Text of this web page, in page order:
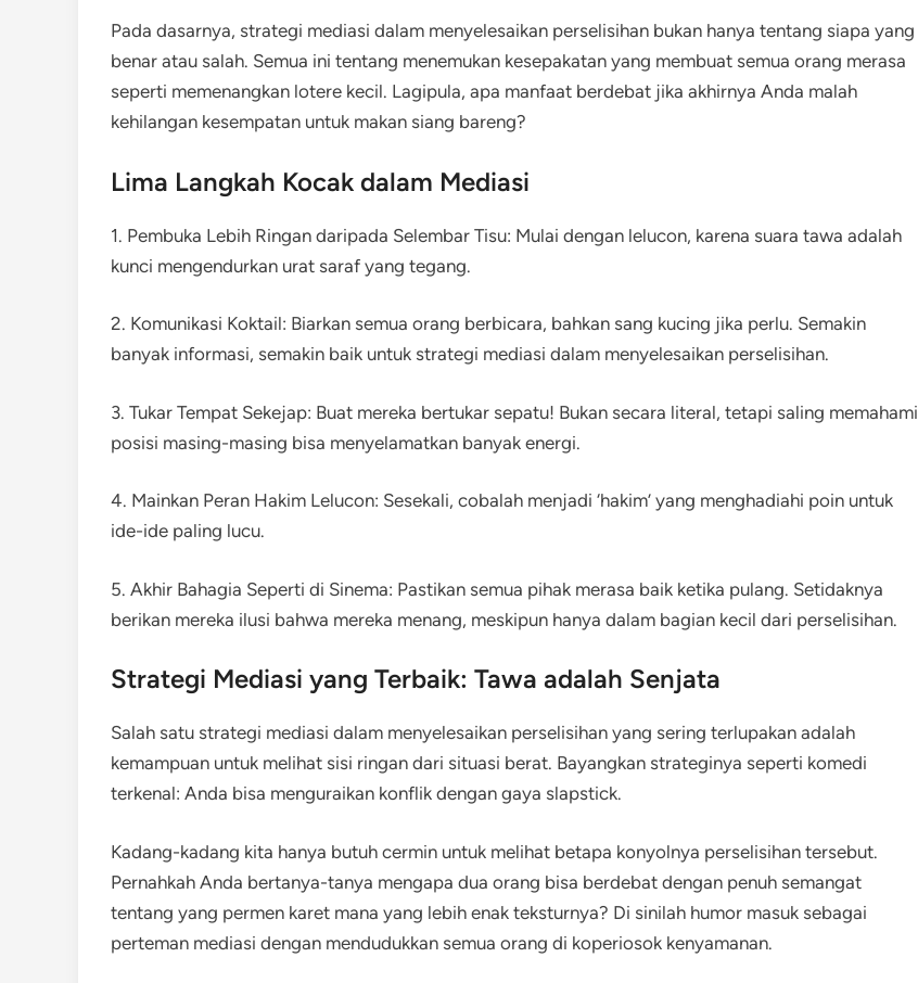
Pada dasarnya, strategi mediasi dalam menyelesaikan perselisihan bukan hanya tentang siapa yang
benar atau salah. Semua ini tentang menemukan kesepakatan yang membuat semua orang merasa
seperti memenangkan lotere kecil. Lagipula, apa manfaat berdebat jika akhirnya Anda malah
kehilangan kesempatan untuk makan siang bareng?
Lima Langkah Kocak dalam Mediasi
1. Pembuka Lebih Ringan daripada Selembar Tisu: Mulai dengan lelucon, karena suara tawa adalah
kunci mengendurkan urat saraf yang tegang.
2. Komunikasi Koktail: Biarkan semua orang berbicara, bahkan sang kucing jika perlu. Semakin
banyak informasi, semakin baik untuk strategi mediasi dalam menyelesaikan perselisihan.
3. Tukar Tempat Sekejap: Buat mereka bertukar sepatu! Bukan secara literal, tetapi saling memahami
posisi masing-masing bisa menyelamatkan banyak energi.
4. Mainkan Peran Hakim Lelucon: Sesekali, cobalah menjadi ‘hakim’ yang menghadiahi poin untuk
ide-ide paling lucu.
5. Akhir Bahagia Seperti di Sinema: Pastikan semua pihak merasa baik ketika pulang. Setidaknya
berikan mereka ilusi bahwa mereka menang, meskipun hanya dalam bagian kecil dari perselisihan.
Strategi Mediasi yang Terbaik: Tawa adalah Senjata
Salah satu strategi mediasi dalam menyelesaikan perselisihan yang sering terlupakan adalah
kemampuan untuk melihat sisi ringan dari situasi berat. Bayangkan strateginya seperti komedi
terkenal: Anda bisa menguraikan konflik dengan gaya slapstick.
Kadang-kadang kita hanya butuh cermin untuk melihat betapa konyolnya perselisihan tersebut.
Pernahkah Anda bertanya-tanya mengapa dua orang bisa berdebat dengan penuh semangat
tentang yang permen karet mana yang lebih enak teksturnya? Di sinilah humor masuk sebagai
perteman mediasi dengan mendudukkan semua orang di koperiosok kenyamanan.